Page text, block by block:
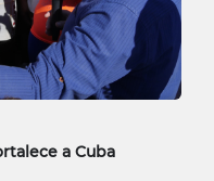
a Cuba